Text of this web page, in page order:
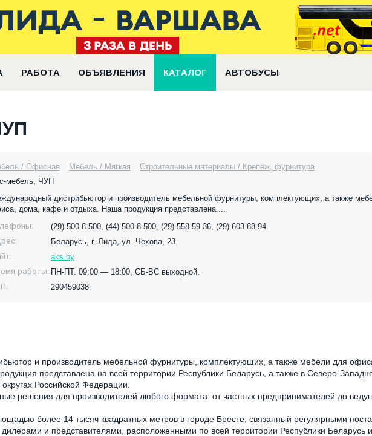
РАБОТА ОБЪЯВЛЕНИЯ КАТАЛОГ АВТОБУСЫ
/ Офисная Мебель / Мягкая
Строительные материалы / Крепёж, фурнитура
мебель, ЧУП
дистрибьютор и производитель мебельной фурнитуры, комплектующих, а также
дома, кафе и отдыха. Наша продукция представлена ...
(29) 500-8-500, (44) 500-8-500, (29) 558-59-36, (29) 603-88-94.
Беларусь, г. Лида, ул. Чехова, 23.
aks.by
работы: ПН-ПТ. 09:00 — 18:00, СБ-ВС выходной.
290459038
и производитель мебельной фурнитуры, комплектующих, а также мебели для
представлена на всей территории Республики Беларусь, а также в Северо-
Российской Федерации.
решения для производителей любого формата: от частных предпринимателей до
более 14 тысяч квадратных метров в городе Бресте, связанный регулярными
и представителями, расположенными по всей территории Республики Беларусь